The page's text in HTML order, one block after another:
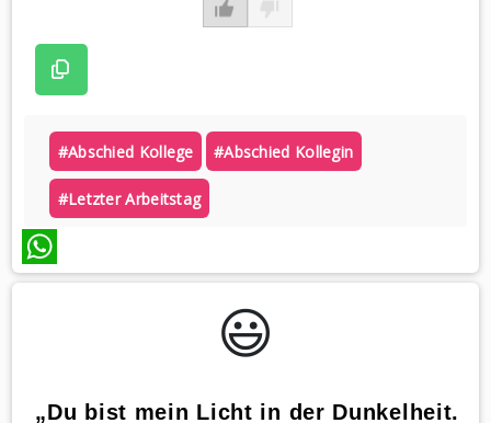
#abschied Kollege #abschied Kollegin
#letzter Arbeitstag
WhatsApp
😃️
„Du bist mein Licht in der Dunkelheit.